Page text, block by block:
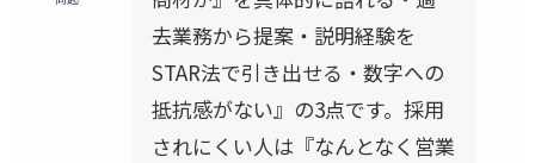
去業務から提案・説明経験を
STAR法で引き出せる・数字への
抵抗感がない』の3点です。採用
されにくい人は『なんとなく営業